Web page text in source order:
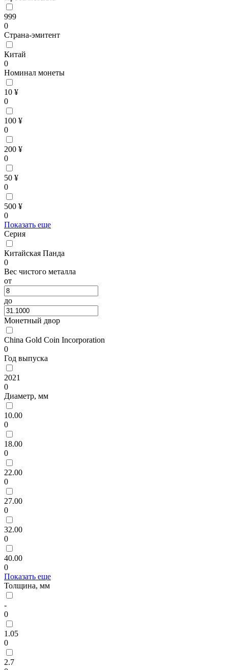
999
0
Страна-эмитент
Китай
0
Номинал монеты
10 ¥
0
100 ¥
0
200 ¥
0
50 ¥
0
500 ¥
0
Показать еще
Серия
Китайская Панда
0
Вес чистого металла
от
до
Монетный двор
China Gold Coin Incorporation
0
Год выпуска
2021
0
Диаметр, мм
10.00
0
18.00
0
22.00
0
27.00
0
32.00
0
40.00
0
Показать еще
Толщина, мм
-
0
1.05
0
2.7